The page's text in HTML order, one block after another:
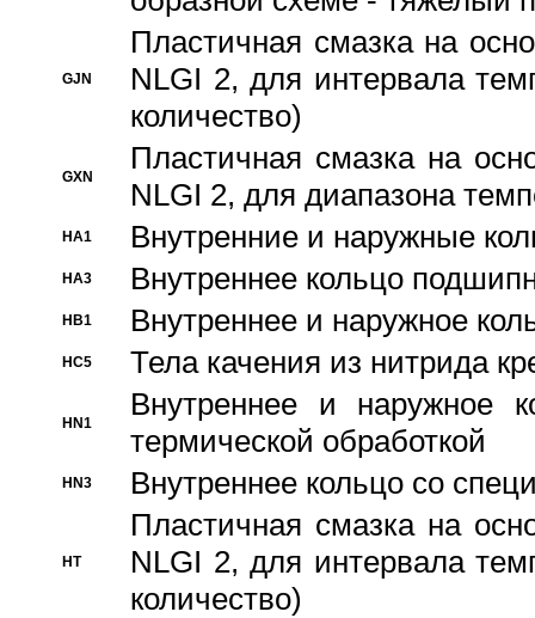
GJN
Пластичная смазка на
NLGI 2, для интервала
количество)
GXN
Пластичная смазка на
NLGI 2, для диапазона
HA1 Внутренние и наружные
HA3 Bнутреннее кольцо
HB1 Bнутреннее и наружное
HC5 Тела качения из нитрида
HN1
Bнутреннее и наружное
термической обработкой
HN3 Внутреннее кольцо со
HT
Пластичная смазка на
NLGI 2, для интервала
количество)